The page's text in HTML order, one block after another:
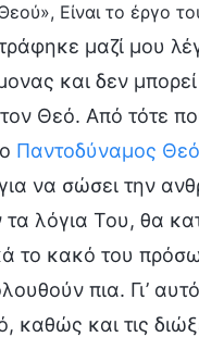
Είναι το έργο
μαζί μου
και δεν
Θεό. Από τότε
Παντοδύναμος
να σώσει την
λόγια Του, θα
το κακό του
πια. Γι’
και τις